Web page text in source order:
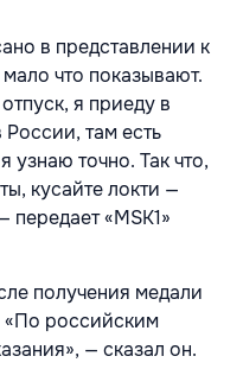
в представлении к
что показывают.
я приеду в
там есть
узнаю точно. Так что,
кусайте локти —
передает «MSK1»
получения медали
«По российским
— сказал он.